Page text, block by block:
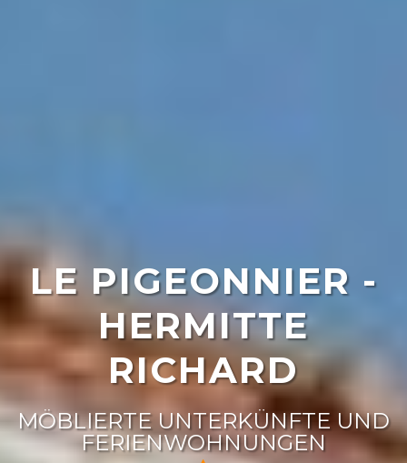
LE PIGEONNIER -
HERMITTE
RICHARD
MÖBLIERTE UNTERKÜNFTE UND
FERIENWOHNUNGEN